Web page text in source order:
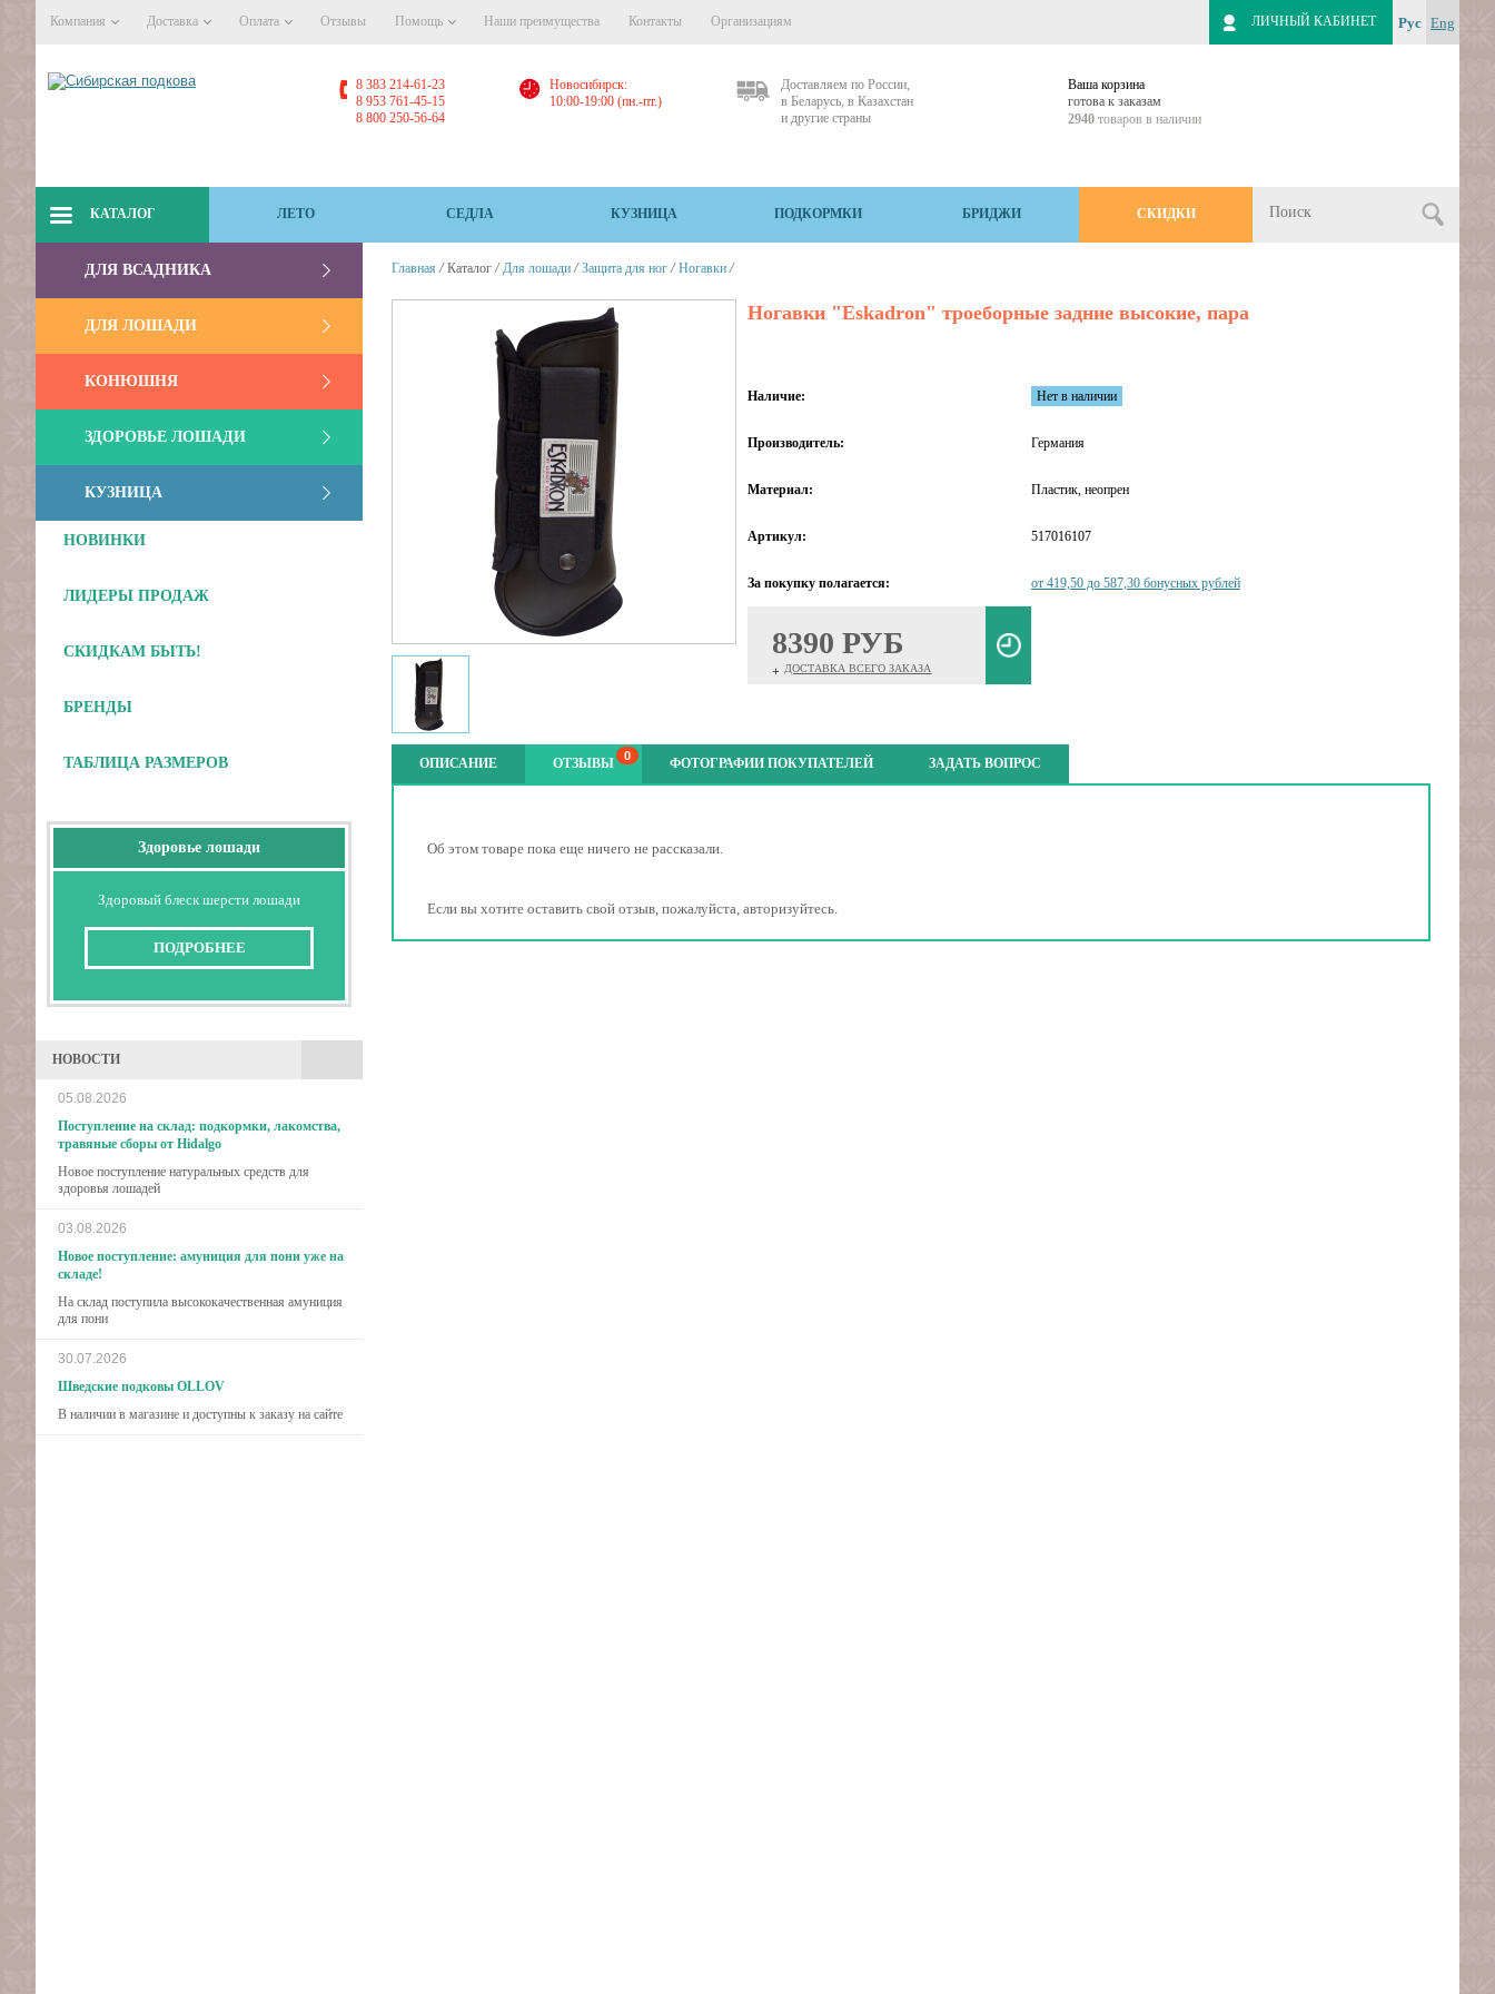
Компания Доставка Оплата Отзывы Помощь Наши преимущества Контакты Организациям Рус Eng
ЛИЧНЫЙ КАБИНЕТ
8 383 214-61-23
8 953 761-45-15
8 800 250-56-64
Новосибирск:
10:00-19:00 (пн.-пт.)
Доставляем по России,
в Беларусь, в Казахстан
и другие страны
Ваша корзина
готова к заказам
2940 товаров в наличии
КАТАЛОГ ЛЕТО СЕДЛА КУЗНИЦА ПОДКОРМКИ БРИДЖИ СКИДКИ
ДЛЯ ВСАДНИКА
ДЛЯ ЛОШАДИ
КОНЮШНЯ
ЗДОРОВЬЕ ЛОШАДИ
КУЗНИЦА
НОВИНКИ
ЛИДЕРЫ ПРОДАЖ
СКИДКАМ БЫТЬ!
БРЕНДЫ
ТАБЛИЦА РАЗМЕРОВ
Здоровье лошади
Здоровый блеск шерсти лошади
ПОДРОБНЕЕ
НОВОСТИ
05.08.2026
Поступление на склад: подкормки, лакомства,
травяные сборы от Hidalgo
Новое поступление натуральных средств для
здоровья лошадей
03.08.2026
Новое поступление: амуниция для пони уже на
складе!
На склад поступила высококачественная амуниция
для пони
30.07.2026
Шведские подковы OLLOV
В наличии в магазине и доступны к заказу на сайте
Главная / Каталог / Для лошади / Защита для ног / Ногавки /
Ногавки "Eskadron" троеборные задние высокие, пара
Наличие: Нет в наличии
Производитель: Германия
Материал: Пластик, неопрен
Артикул: 517016107
За покупку полагается: от 419,50 до 587,30 бонусных рублей
8390 РУБ
+ ДОСТАВКА ВСЕГО ЗАКАЗА
ОПИСАНИЕ ОТЗЫВЫ 0 ФОТОГРАФИИ ПОКУПАТЕЛЕЙ ЗАДАТЬ ВОПРОС
Об этом товаре пока еще ничего не рассказали.
Если вы хотите оставить свой отзыв, пожалуйста, авторизуйтесь.